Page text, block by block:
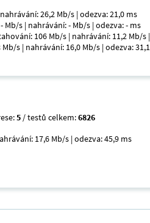
26,2 Mb/s | odezva: 21,0 ms
Mb/s | nahrávání: - Mb/s | odezva: - ms
106 Mb/s | nahrávání: 11,2 Mb/s
s | nahrávání: 16,0 Mb/s | odezva:
5 / testů celkem:6826
17,6 Mb/s | odezva: 45,9 ms